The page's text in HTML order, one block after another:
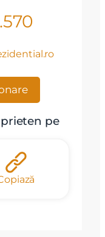
pe